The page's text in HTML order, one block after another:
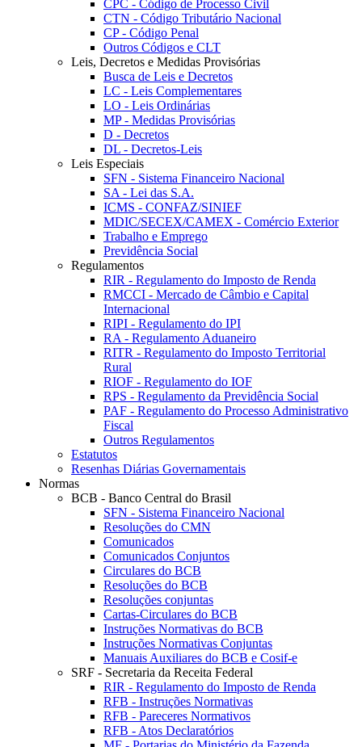
CPC - Código de Processo Civil
CTN - Código Tributário Nacional
CP - Código Penal
Outros Códigos e CLT
Leis, Decretos e Medidas Provisórias
Busca de Leis e Decretos
LC - Leis Complementares
LO - Leis Ordinárias
MP - Medidas Provisórias
D - Decretos
DL - Decretos-Leis
Leis Especiais
SFN - Sistema Financeiro Nacional
SA - Lei das S.A.
ICMS - CONFAZ/SINIEF
MDIC/SECEX/CAMEX - Comércio Exterior
Trabalho e Emprego
Previdência Social
Regulamentos
RIR - Regulamento do Imposto de Renda
RMCCI - Mercado de Câmbio e Capital
Internacional
RIPI - Regulamento do IPI
RA - Regulamento Aduaneiro
RITR - Regulamento do Imposto Territorial
Rural
RIOF - Regulamento do IOF
RPS - Regulamento da Previdência Social
PAF - Regulamento do Processo Administrativo
Fiscal
Outros Regulamentos
Estatutos
Resenhas Diárias Governamentais
Normas
BCB - Banco Central do Brasil
SFN - Sistema Financeiro Nacional
Resoluções do CMN
Comunicados
Comunicados Conjuntos
Circulares do BCB
Resoluções do BCB
Resoluções conjuntas
Cartas-Circulares do BCB
Instruções Normativas do BCB
Instruções Normativas Conjuntas
Manuais Auxiliares do BCB e Cosif-e
SRF - Secretaria da Receita Federal
RIR - Regulamento do Imposto de Renda
RFB - Instruções Normativas
RFB - Pareceres Normativos
RFB - Atos Declaratórios